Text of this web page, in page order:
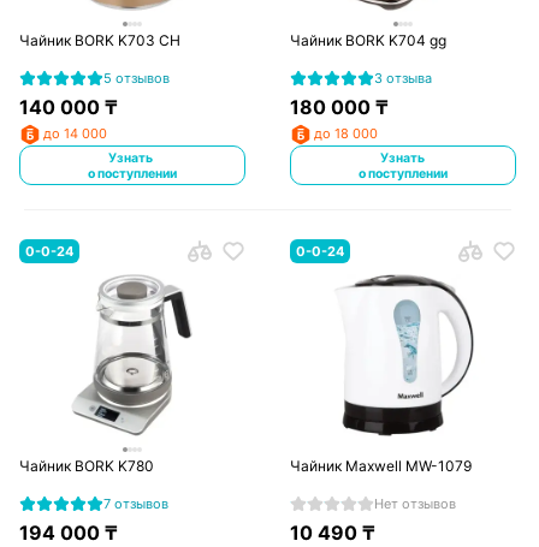
Чайник BORK K703 CH
5 отзывов
140 000₸
до 14 000
Узнать
о поступлении
Чайник BORK K704 gg
3 отзыва
180 000 ₸
до 18 000
Узнать
о поступлении
0-0-24
Чайник BORK K780
7 отзывов
194 000₸
0-0-24
Чайник Maxwell MW-1079
Нет отзывов
10 490 ₸